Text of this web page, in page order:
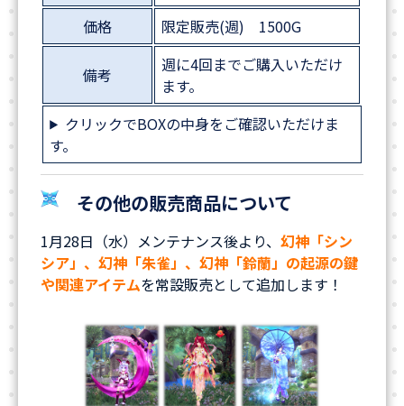
価格
限定販売(週) 1500G
備考
週に4回までご購入いただけ
ます。
クリックでBOXの中身をご確認いただけま
す。
その他の販売商品について
1月28日（水）メンテナンス後より、 幻神「シン
シア」、幻神「朱雀」、幻神「鈴蘭」の起源の鍵
や関連アイテムを常設販売として追加します！